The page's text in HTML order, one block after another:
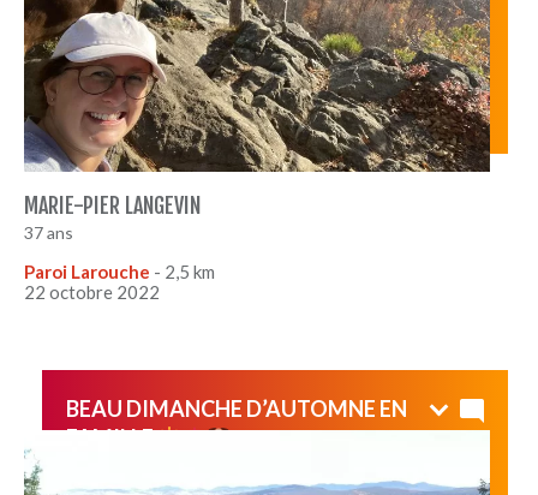
MARIE-PIER LANGEVIN
37 ans
Paroi Larouche - 2,5 km
22 octobre 2022
BEAU DIMANCHE D’AUTOMNE EN
FAMILLE
Petite randonnée magnifique ! Première fois l’automne!